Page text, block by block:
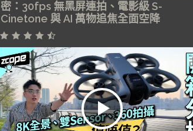
密：30fps 無黑屏連拍、電影級 S-
Cinetone 與 AI 萬物追焦全面空降